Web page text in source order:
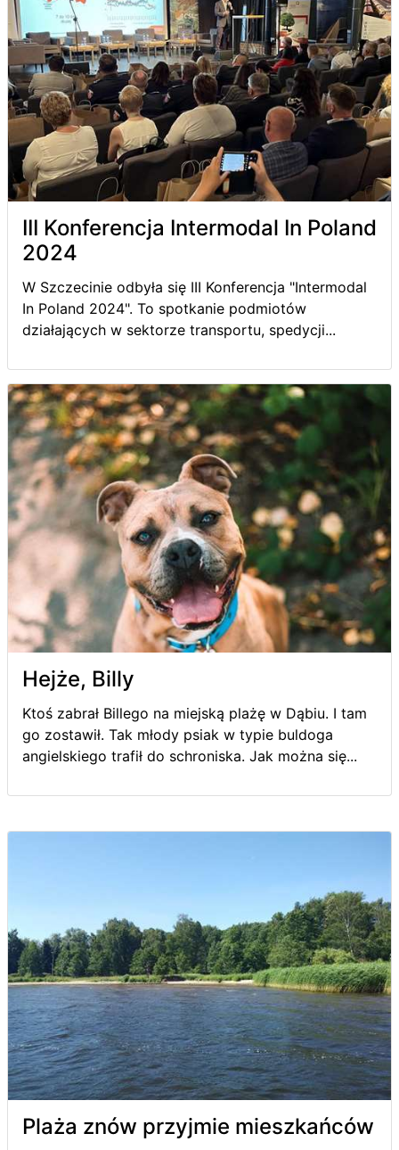
III Konferencja Intermodal In Poland
2024
W Szczecinie odbyła się III Konferencja "Intermodal
In Poland 2024". To spotkanie podmiotów
działających w sektorze transportu, spedycji...
Hejże, Billy
Ktoś zabrał Billego na miejską plażę w Dąbiu. I tam
go zostawił. Tak młody psiak w typie buldoga
angielskiego trafił do schroniska. Jak można się...
Plaża znów przyjmie mieszkańców